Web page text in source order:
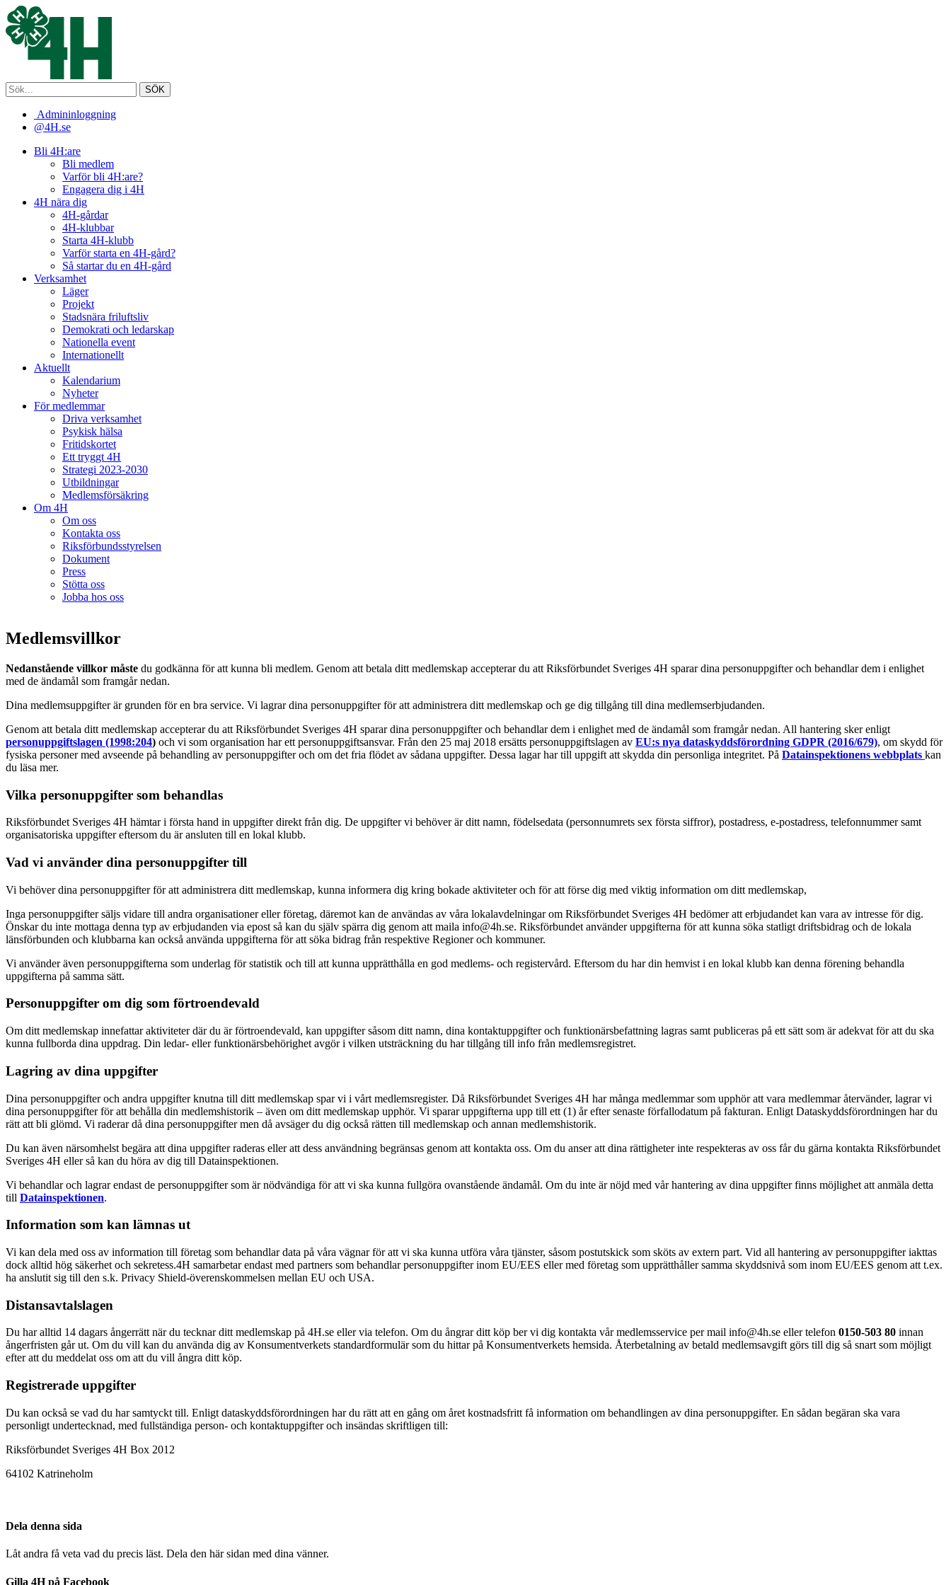
Admininloggning
@4H.se
Bli 4H:are
Bli medlem
Varför bli 4H:are?
Engagera dig i 4H
4H nära dig
4H-gårdar
4H-klubbar
Starta 4H-klubb
Varför starta en 4H-gård?
Så startar du en 4H-gård
Verksamhet
Läger
Projekt
Stadsnära friluftsliv
Demokrati och ledarskap
Nationella event
Internationellt
Aktuellt
Kalendarium
Nyheter
För medlemmar
Driva verksamhet
Psykisk hälsa
Fritidskortet
Ett tryggt 4H
Strategi 2023-2030
Utbildningar
Medlemsförsäkring
Om 4H
Om oss
Kontakta oss
Riksförbundsstyrelsen
Dokument
Press
Stötta oss
Jobba hos oss
Medlemsvillkor
Nedanstående villkor måste du godkänna för att kunna bli medlem. Genom att betala ditt medlemskap accepterar du att Riksförbundet Sveriges 4H sparar dina personuppgifter och behandlar dem i enlighet
med de ändamål som framgår nedan.
Dina medlemsuppgifter är grunden för en bra service. Vi lagrar dina personuppgifter för att administrera ditt medlemskap och ge dig tillgång till dina medlemserbjudanden.
Genom att betala ditt medlemskap accepterar du att Riksförbundet Sveriges 4H sparar dina personuppgifter och behandlar dem i enlighet med de ändamål som framgår nedan. All hantering sker enligt
personuppgiftslagen (1998:204) och vi som organisation har ett personuppgiftsansvar. Från den 25 maj 2018 ersätts personuppgiftslagen av EU:s nya dataskyddsförordning GDPR (2016/679), om skydd för
fysiska personer med avseende på behandling av personuppgifter och om det fria flödet av sådana uppgifter. Dessa lagar har till uppgift att skydda din personliga integritet. På Datainspektionens webbplats kan
du läsa mer.
Vilka personuppgifter som behandlas
Riksförbundet Sveriges 4H hämtar i första hand in uppgifter direkt från dig. De uppgifter vi behöver är ditt namn, födelsedata (personnumrets sex första siffror), postadress, e-postadress, telefonnummer samt
organisatoriska uppgifter eftersom du är ansluten till en lokal klubb.
Vad vi använder dina personuppgifter till
Vi behöver dina personuppgifter för att administrera ditt medlemskap, kunna informera dig kring bokade aktiviteter och för att förse dig med viktig information om ditt medlemskap,
Inga personuppgifter säljs vidare till andra organisationer eller företag, däremot kan de användas av våra lokalavdelningar om Riksförbundet Sveriges 4H bedömer att erbjudandet kan vara av intresse för dig.
Önskar du inte mottaga denna typ av erbjudanden via epost så kan du själv spärra dig genom att maila info@4h.se. Riksförbundet använder uppgifterna för att kunna söka statligt driftsbidrag och de lokala
länsförbunden och klubbarna kan också använda uppgifterna för att söka bidrag från respektive Regioner och kommuner.
Vi använder även personuppgifterna som underlag för statistik och till att kunna upprätthålla en god medlems- och registervård. Eftersom du har din hemvist i en lokal klubb kan denna förening behandla
uppgifterna på samma sätt.
Personuppgifter om dig som förtroendevald
Om ditt medlemskap innefattar aktiviteter där du är förtroendevald, kan uppgifter såsom ditt namn, dina kontaktuppgifter och funktionärsbefattning lagras samt publiceras på ett sätt som är adekvat för att du ska
kunna fullborda dina uppdrag. Din ledar- eller funktionärsbehörighet avgör i vilken utsträckning du har tillgång till info från medlemsregistret.
Lagring av dina uppgifter
Dina personuppgifter och andra uppgifter knutna till ditt medlemskap spar vi i vårt medlemsregister. Då Riksförbundet Sveriges 4H har många medlemmar som upphör att vara medlemmar återvänder, lagrar vi
dina personuppgifter för att behålla din medlemshistorik – även om ditt medlemskap upphör. Vi sparar uppgifterna upp till ett (1) år efter senaste förfallodatum på fakturan. Enligt Dataskyddsförordningen har du
rätt att bli glömd. Vi raderar då dina personuppgifter men då avsäger du dig också rätten till medlemskap och annan medlemshistorik.
Du kan även närsomhelst begära att dina uppgifter raderas eller att dess användning begränsas genom att kontakta oss. Om du anser att dina rättigheter inte respekteras av oss får du gärna kontakta Riksförbundet
Sveriges 4H eller så kan du höra av dig till Datainspektionen.
Vi behandlar och lagrar endast de personuppgifter som är nödvändiga för att vi ska kunna fullgöra ovanstående ändamål. Om du inte är nöjd med vår hantering av dina uppgifter finns möjlighet att anmäla detta
till Datainspektionen.
Information som kan lämnas ut
Vi kan dela med oss av information till företag som behandlar data på våra vägnar för att vi ska kunna utföra våra tjänster, såsom postutskick som sköts av extern part. Vid all hantering av personuppgifter iakttas
dock alltid hög säkerhet och sekretess.4H samarbetar endast med partners som behandlar personuppgifter inom EU/EES eller med företag som upprätthåller samma skyddsnivå som inom EU/EES genom att t.ex.
ha anslutit sig till den s.k. Privacy Shield-överenskommelsen mellan EU och USA.
Distansavtalslagen
Du har alltid 14 dagars ångerrätt när du tecknar ditt medlemskap på 4H.se eller via telefon. Om du ångrar ditt köp ber vi dig kontakta vår medlemsservice per mail info@4h.se eller telefon 0150-503 80 innan
ångerfristen går ut. Om du vill kan du använda dig av Konsumentverkets standardformulär som du hittar på Konsumentverkets hemsida. Återbetalning av betald medlemsavgift görs till dig så snart som möjligt
efter att du meddelat oss om att du vill ångra ditt köp.
Registrerade uppgifter
Du kan också se vad du har samtyckt till. Enligt dataskyddsförordningen har du rätt att en gång om året kostnadsfritt få information om behandlingen av dina personuppgifter. En sådan begäran ska vara
personligt undertecknad, med fullständiga person- och kontaktuppgifter och insändas skriftligen till:
Riksförbundet Sveriges 4H Box 2012
64102 Katrineholm
Dela denna sida
Låt andra få veta vad du precis läst. Dela den här sidan med dina vänner.
Gilla 4H på Facebook